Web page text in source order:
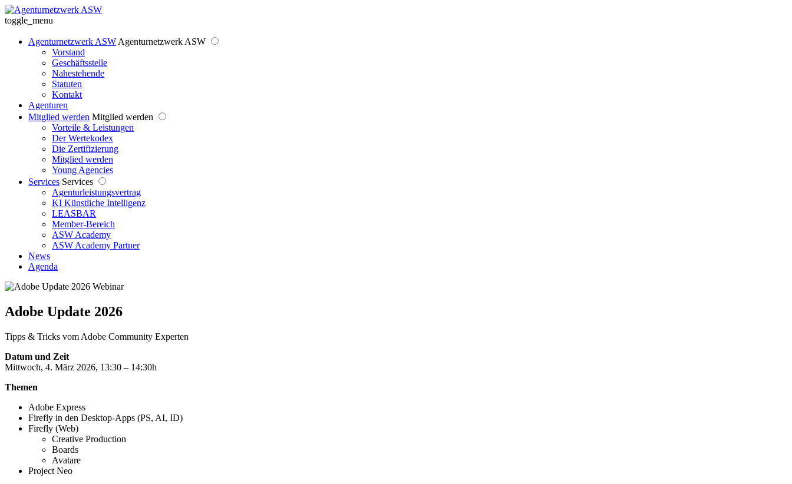
toggle_menu
Agenturnetzwerk ASW Agenturnetzwerk ASW
Vorstand
Geschäftsstelle
Nahestehende
Statuten
Kontakt
Agenturen
Mitglied werden Mitglied werden
Vorteile & Leistungen
Der Wertekodex
Die Zertifizierung
Mitglied werden
Young Agencies
Services Services
Agenturleistungsvertrag
KI Künstliche Intelligenz
LEASBAR
Member-Bereich
ASW Academy
ASW Academy Partner
News
Agenda
Webinar
Adobe Update 2026
Tipps & Tricks vom Adobe Community Experten
Datum und Zeit
Mittwoch, 4. März 2026, 13:30 – 14:30h
Themen
Adobe Express
Firefly in den Desktop-Apps (PS, AI, ID)
Firefly (Web)
Creative Production
Boards
Avatare
Project Neo